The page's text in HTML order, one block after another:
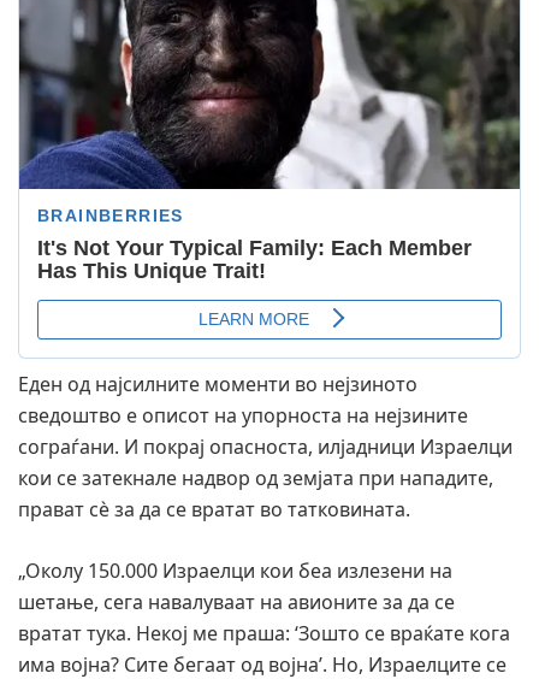
Еден од најсилните моменти во нејзиното
сведоштво е описот на упорноста на нејзините
сограѓани. И покрај опасноста, илјадници Израелци
кои се затекнале надвор од земјата при нападите,
прават сè за да се вратат во татковината.
„Околу 150.000 Израелци кои беа излезени на
шетање, сега навалуваат на авионите за да се
вратат тука. Некој ме праша: ‘Зошто се враќате кога
има војна? Сите бегаат од војна’. Но, Израелците се